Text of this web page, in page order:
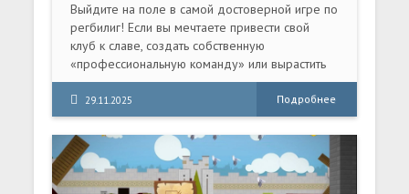
Выйдите на поле в самой достоверной игре по
регбилиг! Если вы мечтаете привести свой
клуб к славе, создать собственную
«профессиональную команду» или вырастить
суперзвезду с нуля, Rugby League 26 дает
ВАМ все возможности.
29.11.2025 Подробнее